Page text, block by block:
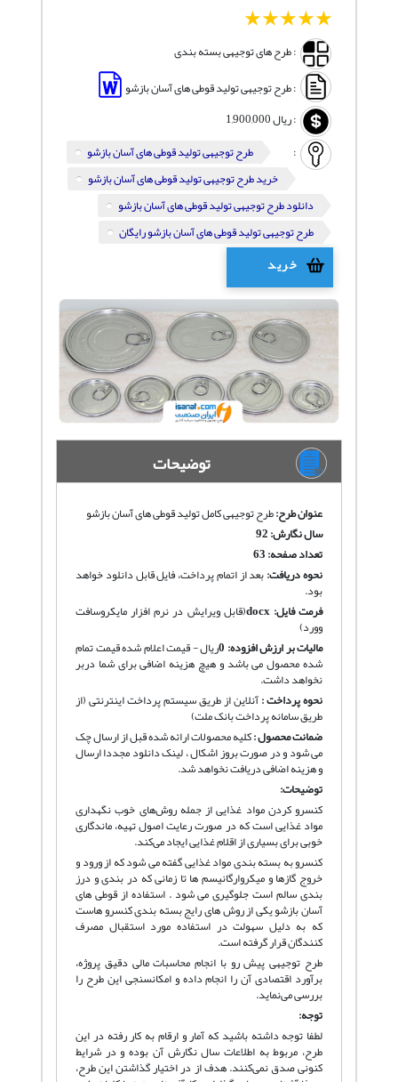
5
4
3
2
: طرح های توجیهی بسته بندی
: طرح توجیهی تولید قوطی های آسان بازشو
:ریال1,900,000
:
طرح توجیهی تولید قوطی های آسان بازشو
خرید طرح توجیهی تولید قوطی های آسان بازشو
دانلود طرح توجیهی تولید قوطی های آسان بازشو
طرح توجیهی تولید قوطی های آسان بازشو رایگان
خرید
توضیحات
عنوان طرح:طرح توجیهی کامل تولید قوطی های آسان بازشو
سال نگارش: 92
تعداد صفحه: 63
نحوه دریافت:بعد از اتمام پرداخت، فایل قابل دانلود خواهد
بود.
فرمت فایل:docx(قابل ویرایش در نرم افزار مایکروسافت
وورد)
مالیات بر ارزش افزوده: 0ریال - قیمت اعلام شده قیمت تمام
شده محصول می باشد و هیچ هزینه اضافی برای شما دربر
نخواهد داشت.
نحوه پرداخت :آنلاین از طریق سیستم پرداخت اینترنتی (از
طریق سامانه پرداخت بانک ملت)
ضمانت محصول :کلیه محصولات ارائه شده قبل از ارسال چک
می شود و در صورت بروز اشکال ، لینک دانلود مجددا ارسال
و هزینه اضافی دریافت نخواهد شد.
توضیحات:
کنسرو کردن مواد غذایی از جمله روش‌های خوب نگهداری
مواد غذایی است که در صورت رعایت اصول تهیه، ماندگاری
خوبی برای بسیاری از اقلام غذایی ایجاد می‌کند.
کنسرو به بسته بندی مواد غذایی گفته می شود که از ورود و
خروج گازها و میکروارگانیسم ها تا زمانی که در بندی و درز
بندی سالم است جلوگیری می شود . استفاده از قوطی های
آسان بازشو یکی از روش های رایج بسته بندی کنسرو هاست
که به دلیل سهولت در استفاده مورد استقبال مصرف
کنندگان قرار گرفته است.
طرح توجیهی پیش رو با انجام محاسبات مالی دقیق پروژه،
برآورد اقتصادی آن را انجام داده و امکانسنجی این طرح را
بررسی می‌نماید.
توجه:
لطفا توجه داشته باشید که آمار و ارقام به کار رفته در این
طرح، مربوط به اطلاعات سال نگارش آن بوده و در شرایط
کنونی صدق نمی‌کنند. هدف از در اختیار گذاشتن این طرح،